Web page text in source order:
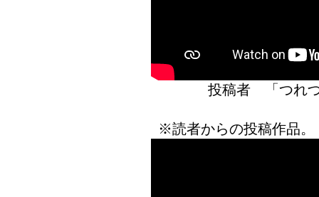
投稿者 「つ
※読者からの投稿作品